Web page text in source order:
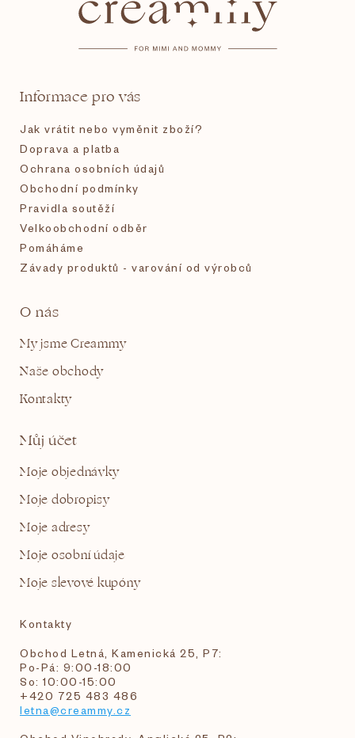
Informace pro vás
Jak vrátit nebo vyměnit zboží?
Doprava a platba
Ochrana osobních údajů
Obchodní podmínky
Pravidla soutěží
Velkoobchodní odběr
Pomáháme
Závady produktů - varování od výrobců
O nás
My jsme Creammy
Naše obchody
Kontakty
Můj účet
Moje objednávky
Moje dobropisy
Moje adresy
Moje osobní údaje
Moje slevové kupóny
Kontakty
Obchod Letná, Kamenická 25, P7:
Po-Pá: 9:00-18:00
So: 10:00-15:00
+420 725 483 486
letna@creammy.cz